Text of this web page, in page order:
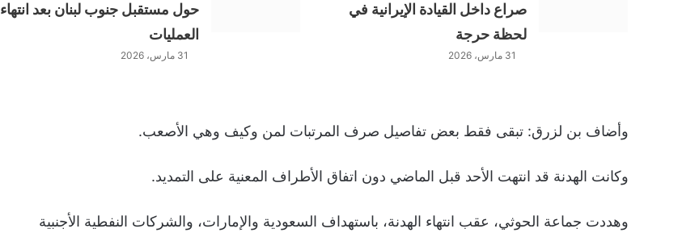
صراع داخل القيادة الإيرانية في
لحظة حرجة
31 مارس، 2026
حول مستقبل جنوب لبنان بعد انتهاء
العمليات
31 مارس، 2026
وأضاف بن لزرق: تبقى فقط بعض تفاصيل صرف المرتبات لمن وكيف وهي الأصعب.
وكانت الهدنة قد انتهت الأحد قبل الماضي دون اتفاق الأطراف المعنية على التمديد.
وهددت جماعة الحوثي، عقب انتهاء الهدنة، باستهداف السعودية والإمارات، والشركات النفطية الأجنبية